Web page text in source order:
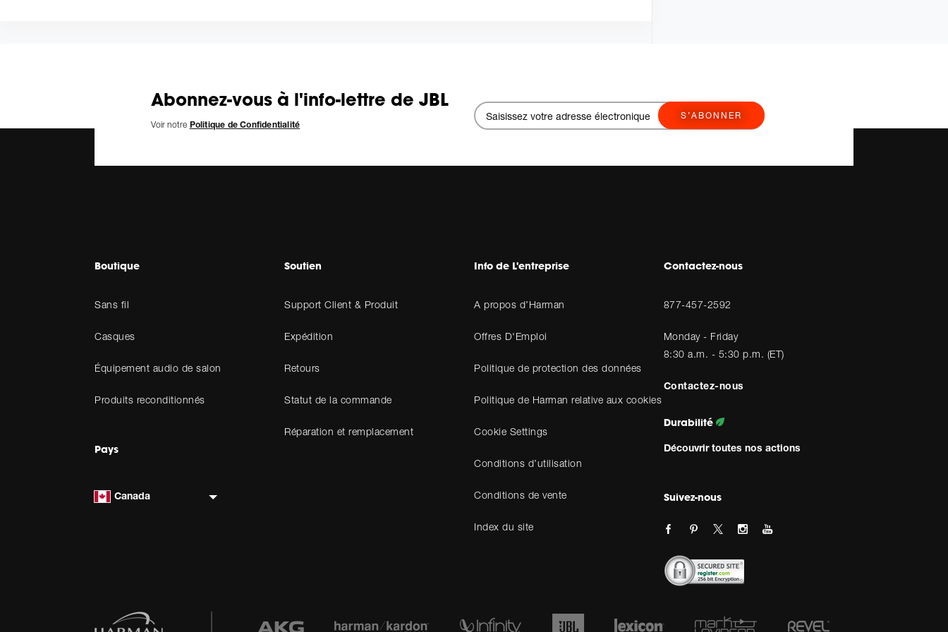
Abonnez-vous à l'info-lettre de JBL
Voir notre Politique de Confidentialité
S’ABONNER
Boutique
Sans fil
Casques
Équipement audio de salon
Produits reconditionnés
Pays
Canada
Soutien
Support Client & Produit
Expédition
Retours
Statut de la commande
Réparation et remplacement
Info de L'entreprise
A propos d’Harman
Offres D'Emploi
Politique de protection des données
Politique de Harman relative aux cookies
Cookie Settings
Conditions d’utilisation
Conditions de vente
Index du site
Contactez-nous
877-457-2592
Monday - Friday
8:30 a.m. - 5:30 p.m. (ET)
Contactez-nous
Durabilité
Découvrir toutes nos actions
Suivez-nous